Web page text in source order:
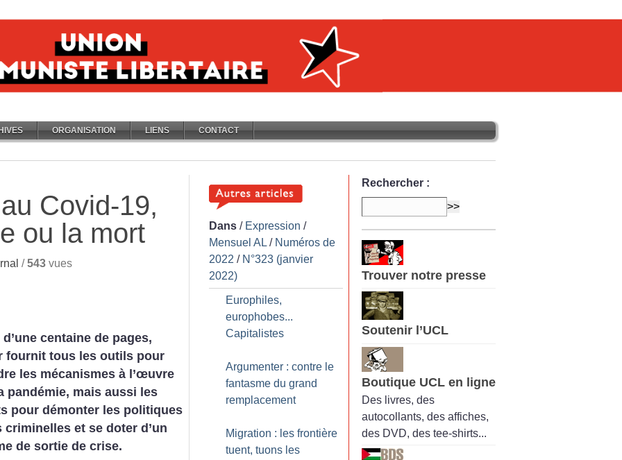
ORGANISATION LIENS CONTACT
Covid-19,
ou la mort
/543 vues
centaine de pages,
fournit tous les outils pour
les mécanismes à l’œuvre
pandémie, mais aussi les
pour démonter les politiques
criminelles et se doter d’un
de sortie de crise.
Dans / Expression /
Mensuel AL / Numéros de
2022 / N°323 (janvier
2022)
Europhiles,
europhobes...
Capitalistes
Argumenter : contre le
fantasme du grand
remplacement
Migration : les frontière
tuent, tuons les
Rechercher :
Trouver notre presse
Soutenir l’UCL
Boutique UCL en ligne
Des livres, des
autocollants, des affiches,
des DVD, des tee-shirts...